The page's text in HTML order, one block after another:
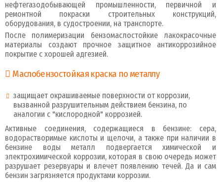
нефтегазодобывающей промышленности, первичной и
ремонтной покраски строительных конструкций,
оборудования, в судостроении, на транспорте.
После полимеризации бензомаслостойкие лакокрасочные
материалы создают прочное защитное антикоррозийное
покрытие с хорошей адгезией.
Маслобензостойкая краска по металлу
защищает окрашиваемые поверхности от коррозии,
вызванной разрушительным действием бензина, по
аналогии с "кислородной" коррозией.
Активные соединения, содержащиеся в бензине: сера,
водорастворимые кислоты и щелочи, а также при наличии в
бензине воды металл подвергается химической и
электрохимической коррозии, которая в свою очередь может
разрушает резервуары и влечет появлению течей. Да и сам
бензин загрязняется продуктами коррозии.